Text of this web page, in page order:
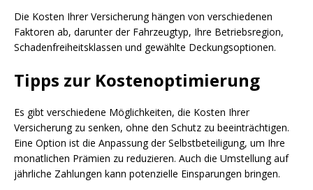
Die Kosten Ihrer Versicherung hängen von verschiedenen
Faktoren ab, darunter der Fahrzeugtyp, Ihre Betriebsregion,
Schadenfreiheitsklassen und gewählte Deckungsoptionen.
Tipps zur Kostenoptimierung
Es gibt verschiedene Möglichkeiten, die Kosten Ihrer
Versicherung zu senken, ohne den Schutz zu beeinträchtigen.
Eine Option ist die Anpassung der Selbstbeteiligung, um Ihre
monatlichen Prämien zu reduzieren. Auch die Umstellung auf
jährliche Zahlungen kann potenzielle Einsparungen bringen.